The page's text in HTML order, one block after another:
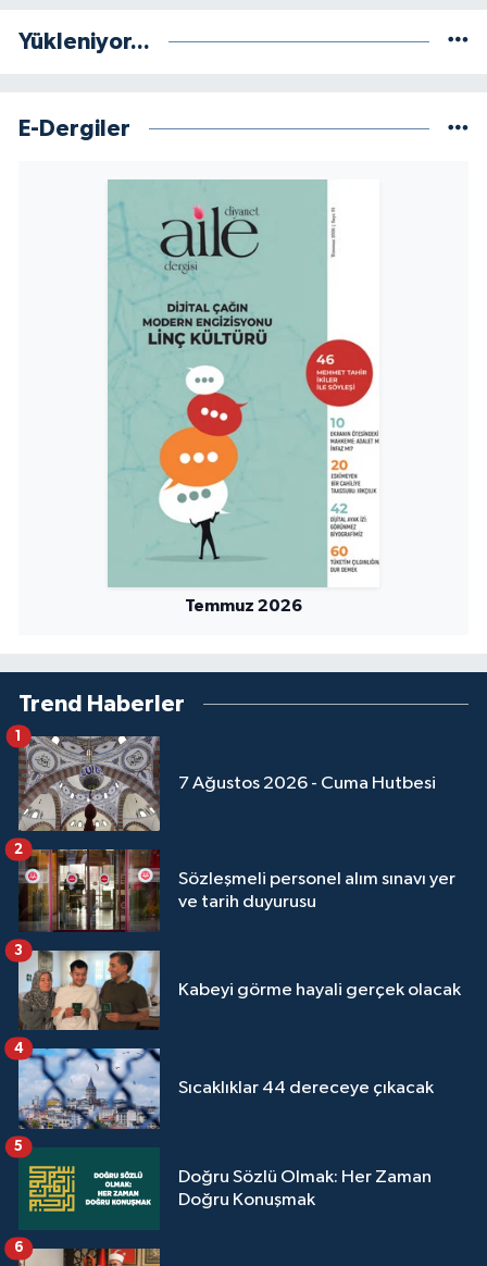
Yükleniyor...
E-Dergiler
Temmuz 2026
Trend Haberler
7 Ağustos 2026 - Cuma Hutbesi
1
Sözleşmeli personel alım sınavı yer
ve tarih duyurusu
2
Kabeyi görme hayali gerçek olacak
3
Sıcaklıklar 44 dereceye çıkacak
4
Doğru Sözlü Olmak: Her Zaman
Doğru Konuşmak
5
6
Tokat Müftülüğü
Tunceli Müftülüğü
Uşak Müftülüğü
Van Müftülüğü
Yalova Müftülüğü
Yozgat Müftülüğü
Zonguldak Müftülüğü